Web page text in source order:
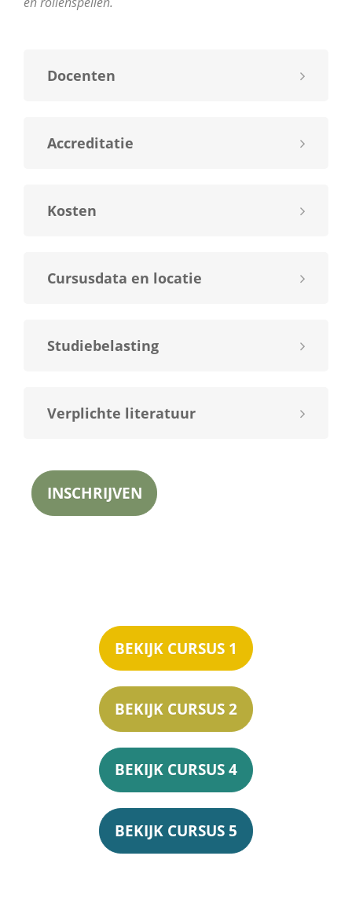
Docenten
Accreditatie
Kosten
Cursusdata en locatie
Studiebelasting
Verplichte literatuur
INSCHRIJVEN
BEKIJK CURSUS 1
BEKIJK CURSUS 2
BEKIJK CURSUS 4
BEKIJK CURSUS 5